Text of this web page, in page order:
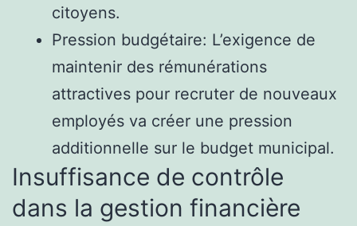
citoyens.
Pression budgétaire: L’exigence de
maintenir des rémunérations
attractives pour recruter de nouveaux
employés va créer une pression
additionnelle sur le budget municipal.
Insuffisance de contrôle
dans la gestion financière